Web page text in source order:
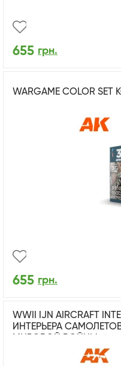
655 грн.
WARGAME COLOR
655 грн.
WWII IJN AIRCRAFT
ИНТЕРЬЕРА